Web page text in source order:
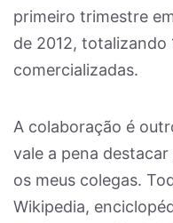
primeiro trimestre
de 2012, totalizando
comercializadas.
A colaboração é
vale a pena
os meus colegas.
Wikipedia,